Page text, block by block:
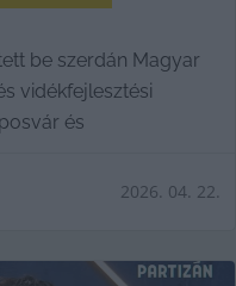
be szerdán Magyar
vidékfejlesztési
és
2026. 04. 22.